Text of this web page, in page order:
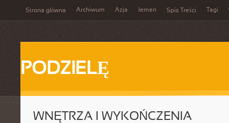
Strona główna Archiwum Azja Jemen Spis Treści Tagi
PODZIELĘ
WNĘTRZA I WYKOŃCZENIA